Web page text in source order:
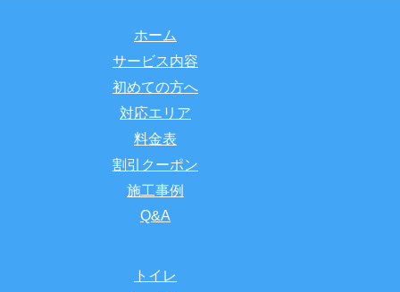
ホーム
サービス内容
初めての方へ
対応エリア
料金表
割引クーポン
施工事例
Q&A
トイレ